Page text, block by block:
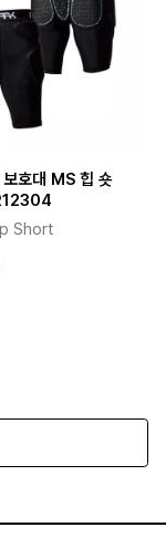
호대 MS 힙 숏
Short